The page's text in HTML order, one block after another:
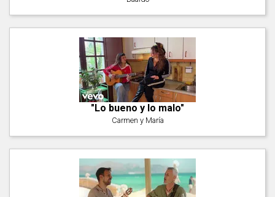
"Lo bueno y lo malo"
Carmen y María